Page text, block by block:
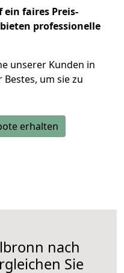
faires Preis-
professionelle
unserer Kunden in
um sie zu
erhalten
nach
Sie